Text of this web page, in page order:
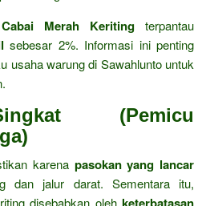
Cabai Merah Keriting terpantau
sebesar 2%. Informasi ini penting
usaha warung di Sawahlunto untuk
(Pemicu
karena pasokan yang lancar
dan jalur darat. Sementara itu,
disebabkan oleh